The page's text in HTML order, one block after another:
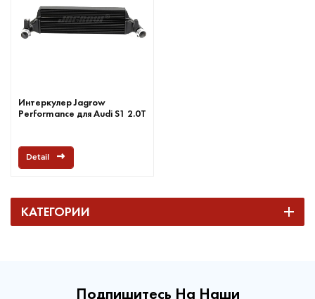
Интеркулер Jagrow
Performance для Audi S1 2.0T
Detail
КАТЕГОРИИ
Подпишитесь На Наши